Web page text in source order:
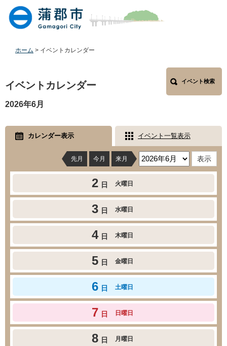
本
ホーム > イベントカレンダー
文
イベントカレンダー イベント検索
2026年6月
カレンダー表示 イベント一覧表示
先月 今月 来月
2 日 火曜日
3 日 水曜日
4 日 木曜日
5 日 金曜日
6 日 土曜日
7 日 日曜日
8 日 月曜日